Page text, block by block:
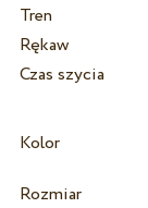
Tren
Rękaw
Czas szycia
Kolor
Rozmiar